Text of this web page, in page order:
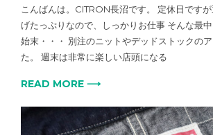
こんばんは。CITRON長沼です。 定休日です
げたっぷりなので、しっかりお仕事 そんな最中
始末・・・ 別注のニットやデッドストックの
た。 週末は非常に楽しい店頭になる
READ MORE ⟶